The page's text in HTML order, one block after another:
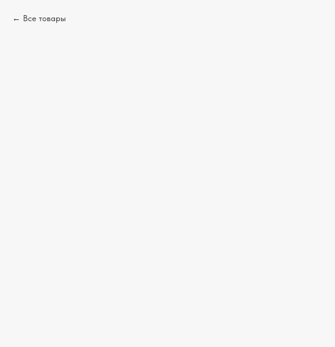
Все товары